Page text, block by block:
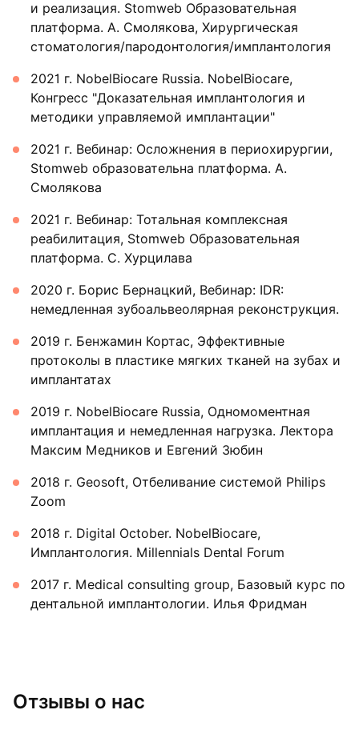
и реализация. Stomweb Образовательная
платформа. А. Смолякова, Хирургическая
стоматология/пародонтология/имплантология
2021 г. NobelBiocare Russia. NobelBiocare,
Конгресс "Доказательная имплантология и
методики управляемой имплантации"
2021 г. Вебинар: Осложнения в периохирургии,
Stomweb образовательна платформа. А.
Смолякова
2021 г. Вебинар: Тотальная комплексная
реабилитация, Stomweb Образовательная
платформа. С. Хурцилава
2020 г. Борис Бернацкий, Вебинар: IDR:
немедленная зубоальвеолярная реконструкция.
2019 г. Бенжамин Кортас, Эффективные
протоколы в пластике мягких тканей на зубах и
имплантатах
2019 г. NobelBiocare Russia, Одномоментная
имплантация и немедленная нагрузка. Лектора
Максим Медников и Евгений Зюбин
2018 г. Geosoft, Отбеливание системой Philips
Zoom
2018 г. Digital October. NobelBiocare,
Имплантология. Millennials Dental Forum
2017 г. Medical consulting group, Базовый курс по
дентальной имплантологии. Илья Фридман
Отзывы о нас